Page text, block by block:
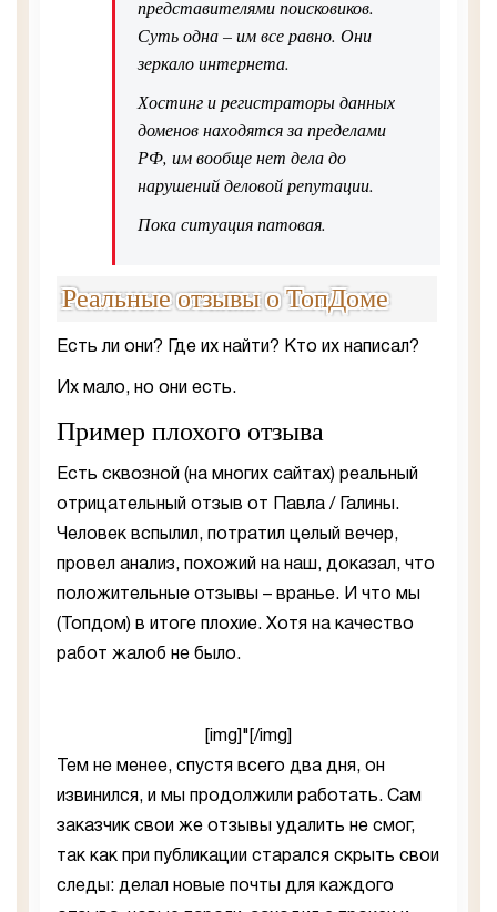
представителями поисковиков.
Суть одна – им все равно. Они
зеркало интернета.
Хостинг и регистраторы данных
доменов находятся за пределами
РФ, им вообще нет дела до
нарушений деловой репутации.
Пока ситуация патовая.
Реальные отзывы о ТопДоме
Есть ли они? Где их найти? Кто их написал?
Их мало, но они есть.
Пример плохого отзыва
Есть сквозной (на многих сайтах) реальный
отрицательный отзыв от Павла / Галины.
Человек вспылил, потратил целый вечер,
провел анализ, похожий на наш, доказал, что
положительные отзывы – вранье. И что мы
(Топдом) в итоге плохие. Хотя на качество
работ жалоб не было.
[img]"[/img]
Тем не менее, спустя всего два дня, он
извинился, и мы продолжили работать. Сам
заказчик свои же отзывы удалить не смог,
так как при публикации старался скрыть свои
следы: делал новые почты для каждого